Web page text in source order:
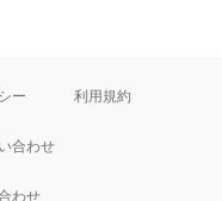
ー 利用規約
合わせ
わせ